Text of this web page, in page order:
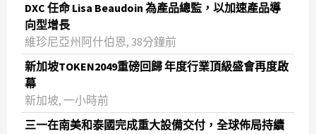
DXC 任命 Lisa Beaudoin 為產品總監，以加速產品導
向型增長
維珍尼亞州阿什伯恩, 38分鐘前
新加坡TOKEN2049重磅回歸 年度行業頂級盛會再度啟
幕
新加坡, 一小時前
三一在南美和泰國完成重大設備交付，全球佈局持續